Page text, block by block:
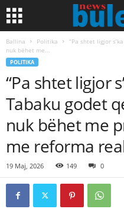
Ballina Politika
“Pa shtet ligjor
nuk bëhet me...
POLITIKA
“Pa shtet ligjor
Tabaku godet
nuk bëhet me
me reforma
19 Maj, 2026 149 0